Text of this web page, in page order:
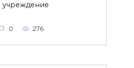
учреждение
0 276